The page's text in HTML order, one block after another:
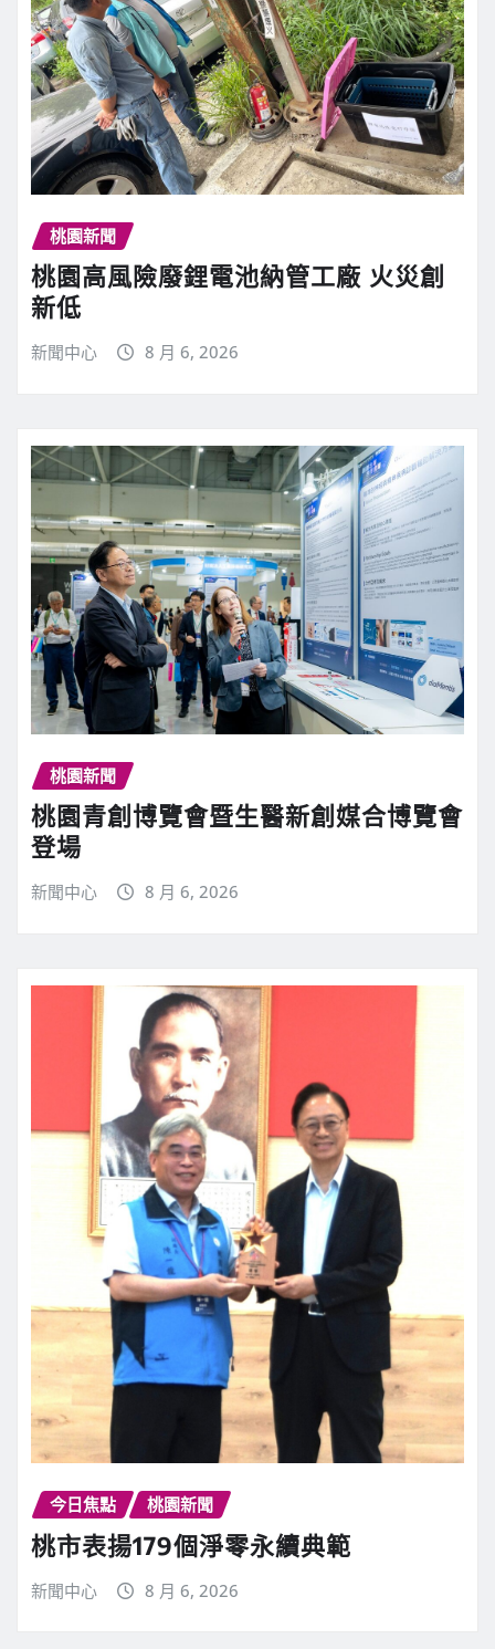
桃園新聞
桃園高風險廢鋰電池納管工廠 火災創
新低
新聞中心 8 月 6, 2026
桃園新聞
桃園青創博覽會暨生醫新創媒合博覽會
登場
新聞中心 8 月 6, 2026
今日焦點 桃園新聞
桃市表揚179個淨零永續典範
新聞中心 8 月 6, 2026